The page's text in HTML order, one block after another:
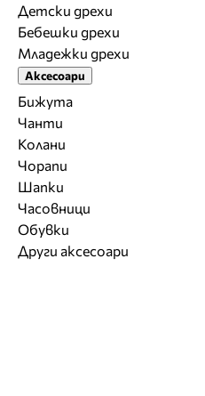
Детски дрехи
Бебешки дрехи
Младежки дрехи
Аксесоари
Бижута
Чанти
Колани
Чорапи
Шапки
Часовници
Обувки
Други аксесоари